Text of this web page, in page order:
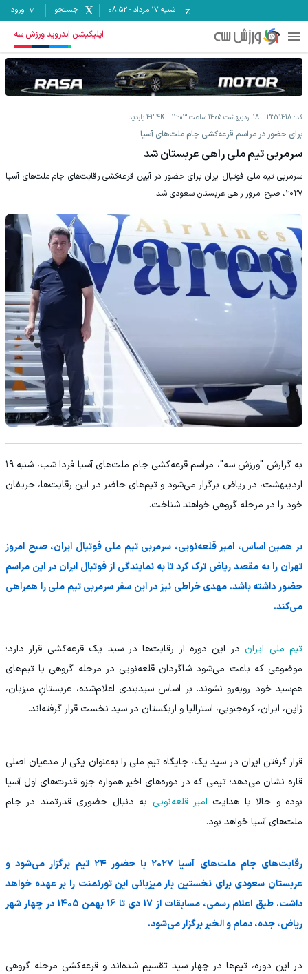
شنبه ۱۷ مرداد -
08:52 جستجو ورود
اپلیکیشن اندروید ورزش سه
کد: 2359418 18 اردیبهشت 1405 ساعت 12:03 42.4K بازدید
برای حضور در مراسم قرعه‌کشی جام ملت‌های آسیا
سرمربی تیم ملی راهی عربستان شد
سرمربی تیم ملی فوتبال ایران برای حضور در آیین قرعه‌کشی رقابت‌های جام ملت‌های آسیا
۲۰۲۷، صبح امروز راهی عربستان سعودی شد.
به گزارش "ورزش سه"، مراسم قرعه‌کشی جام ملت‌های آسیا فردا شب، شنبه ۱۹
اردیبهشت، در ریاض برگزار می‌شود و تیم‌های حاضر در این رقابت‌ها، حریفان
خود را در مرحله گروهی خواهند شناخت.
بر همین اساس، امیر قلعه‌نویی، سرمربی تیم ملی فوتبال ایران، صبح امروز
تهران را به مقصد ریاض ترک کرد تا به نمایندگی از فوتبال ایران در این مراسم
حضور داشته باشد. مهدی خراطی نیز در این سفر سرمربی تیم ملی را همراهی
می‌کند.
تیم ملی ایراندر این دوره از رقابت‌ها در سید یک قرعه‌کشی قرار دارد؛
موضوعی که باعث می‌شود شاگردان قلعه‌نویی در مرحله گروهی با تیم‌های
هم‌سید خود روبه‌رو نشوند. بر اساس سیدبندی اعلام‌شده، عربستانِ میزبان،
ژاپن، ایران، کره‌جنوبی، استرالیا و ازبکستان در سید نخست قرار گرفته‌اند.
قرار گرفتن ایران در سید یک، جایگاه تیم ملی را به‌عنوان یکی از مدعیان اصلی
قاره نشان می‌دهد؛ تیمی که در دوره‌های اخیر همواره جزو قدرت‌های اول آسیا
بوده و حالا با هدایت امیر قلعه‌نویی به دنبال حضوری قدرتمند در جام
ملت‌های آسیا خواهد بود.
رقابت‌های جام ملت‌های آسیا ۲۰۲۷ با حضور ۲۴ تیم برگزار می‌شود و
عربستان سعودی برای نخستین بار میزبانی این تورنمنت را بر عهده خواهد
داشت. طبق اعلام رسمی، مسابقات از 17 دی تا 16 بهمن 1405 در چهار شهر
ریاض، جده، دمام و الخبر برگزار می‌شود.
در این دوره، تیم‌ها در چهار سید تقسیم شده‌اند و قرعه‌کشی مرحله گروهی